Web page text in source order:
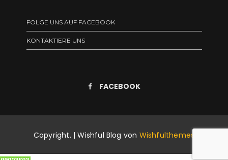
FOLGE UNS AUF FACEBOOK
KONTAKTIERE UNS
FACEBOOK
Copyright. | Wishful Blog von Wishfulthemes